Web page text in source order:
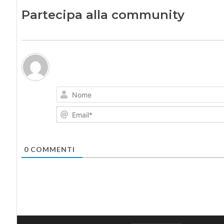
Partecipa alla community
0COMMENTI